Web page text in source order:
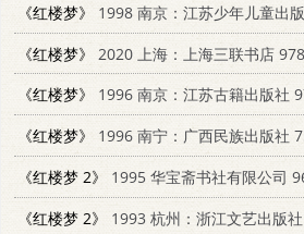
《红楼梦》
1998 南京：江苏少年儿童出
《红楼梦》
2020 上海：上海三联书店
《红楼梦》
1996 南京：江苏古籍出版社
《红楼梦》
1996 南宁：广西民族出版社
《红楼梦 2》
1995 华宝斋书社有限公司
《红楼梦 2》
1993 杭州：浙江文艺出版